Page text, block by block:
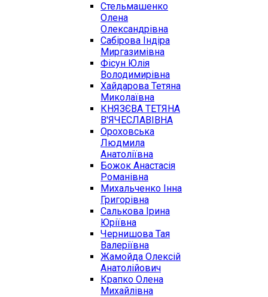
Стельмашенко
Олена
Олександрівна
Сабірова Індіра
Миргазимівна
Фісун Юлія
Володимирівна
Хайдарова Тетяна
Миколаївна
КНЯЗЄВА ТЕТЯНА
В'ЯЧЕСЛАВІВНА
Ороховська
Людмила
Анатоліївна
Божок Анастасія
Романівна
Михальченко Інна
Григорівна
Салькова Ірина
Юріївна
Чернишова Тая
Валеріївна
Жамойда Олексій
Анатолійович
Крапко Олена
Михайлівна